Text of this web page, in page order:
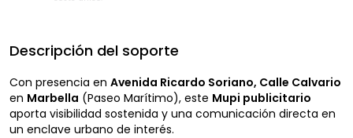
Descripción del soporte
Con presencia en Avenida Ricardo Soriano, Calle Calvario
en Marbella (Paseo Marítimo), este Mupi publicitario
aporta visibilidad sostenida y una comunicación directa en
un enclave urbano de interés.